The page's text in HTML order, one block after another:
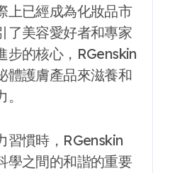
了美容愛好者和專家
步的核心，RGenskin
體護膚產品來滋養和
習慣時，RGenskin
學之間的和諧的重要